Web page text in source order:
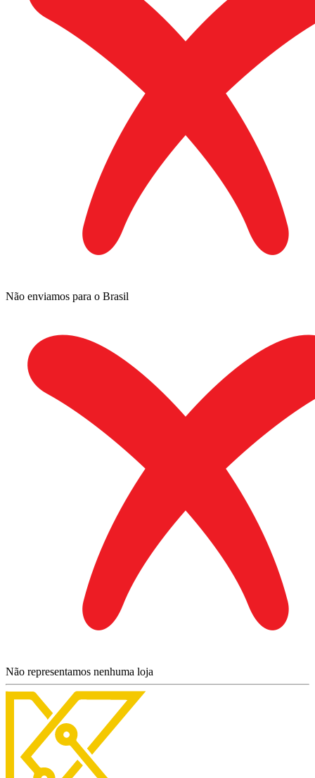
Não enviamos para o Brasil
Não representamos nenhuma loja